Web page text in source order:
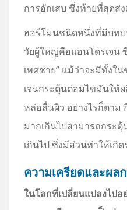
การอักเสบ ซึ่งท้ายที่สุดส่
ฮอร์โมนชนิดหนึ่งที่มีบท
วัยผู้ใหญ่คือแอนโดรเจน
เพศชาย” แม้ว่าจะมีทั้งใ
เจนกระตุ้นต่อมไขมันให้
หล่อลื่นผิว อย่างไรก็ตาม
มากเกินไปสามารถกระ
เกินไป ซึ่งมีส่วนทำให้เกิ
ความเครียดและผล
ในโลกที่เปลี่ยนแปลงไปอ